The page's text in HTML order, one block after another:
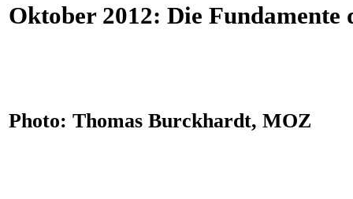
Oktober 2012: Die Fundamente
Photo: Thomas Burckhardt, MOZ